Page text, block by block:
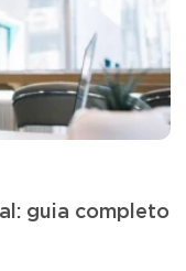
guia completo